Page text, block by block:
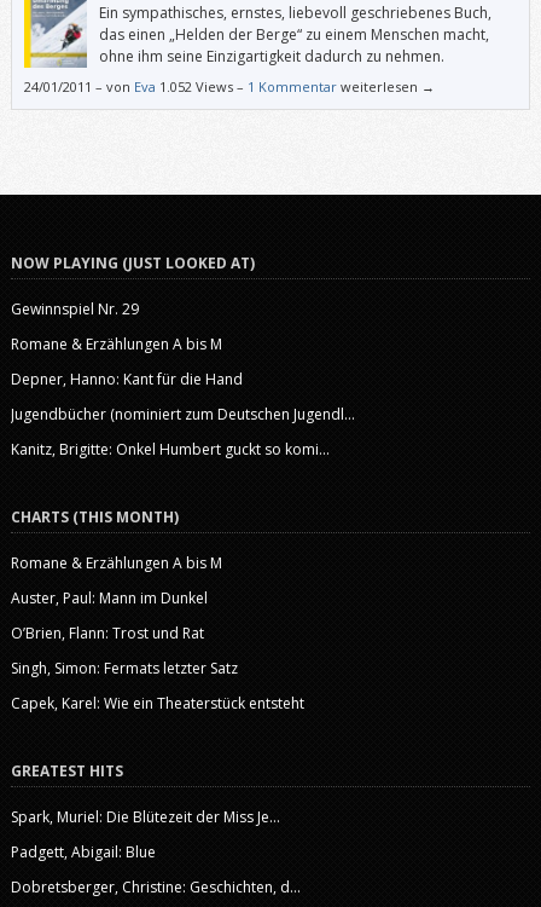
Ein sympathisches, ernstes, liebevoll geschriebenes Buch,
das einen „Helden der Berge“ zu einem Menschen macht,
ohne ihm seine Einzigartigkeit dadurch zu nehmen.
24/01/2011 – von Eva 1.052 Views – 1 Kommentar weiterlesen →
NOW PLAYING (JUST LOOKED AT)
Gewinnspiel Nr. 29
Romane & Erzählungen A bis M
Depner, Hanno: Kant für die Hand
Jugendbücher (nominiert zum Deutschen Jugendl...
Kanitz, Brigitte: Onkel Humbert guckt so komi...
CHARTS (THIS MONTH)
Romane & Erzählungen A bis M
Auster, Paul: Mann im Dunkel
O’Brien, Flann: Trost und Rat
Singh, Simon: Fermats letzter Satz
Capek, Karel: Wie ein Theaterstück entsteht
GREATEST HITS
Spark, Muriel: Die Blütezeit der Miss Je...
Padgett, Abigail: Blue
Dobretsberger, Christine: Geschichten, d...